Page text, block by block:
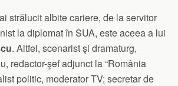
strălucit albite cariere, de la servitor
la diplomat în SUA, este aceea a lui
. Altfel, scenarist şi dramaturg,
redactor-şef adjunct la “România
politic, moderator TV; secretar de